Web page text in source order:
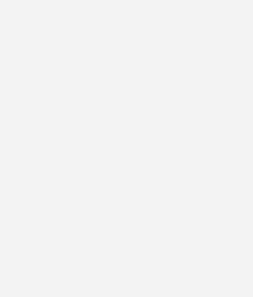
Leipzig
und dünnen Menschen
„Wir müssen das Thema
erklärt Dr. med. Haiko
für Endokrinologie und
So könnten die
warum Frauen häufiger
effektiv
unklar, ob die